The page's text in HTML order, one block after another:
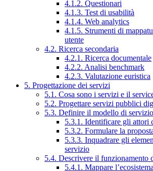
4.1.2. Questionari
4.1.3. Test di usabilità
4.1.4. Web analytics
4.1.5. Strumenti di
utente
4.2. Ricerca secondaria
4.2.1. Ricerca documentale
4.2.2. Analisi benchmark
4.2.3. Valutazione euristica
5. Progettazione dei servizi
5.1. Cosa sono i servizi e il
5.2. Progettare servizi pubblici
5.3. Definire il modello di servizio
5.3.1. Identificare gli attori
5.3.2. Formulare la
5.3.3. Inquadrare gli
servizio
5.4. Descrivere il funzionamento
5.4.1. Mappare l’ecosistema